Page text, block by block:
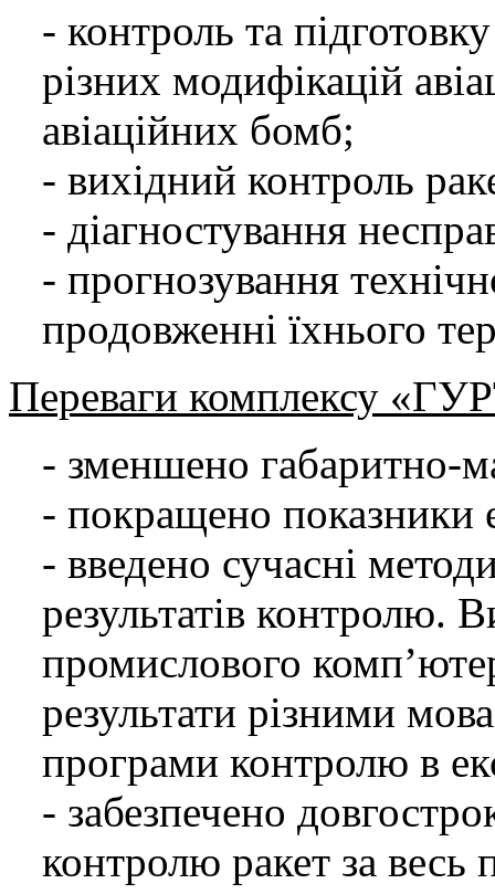
- контроль та
різних модифікацій
авіаційних бомб;
- вихідний контроль
- діагностування
- прогнозування
продовженні їхнього
Переваги комплексу
- зменшено габаритно-
- покращено показники
- введено сучасні
результатів контролю.
промислового
результати різними
програми контролю в
- забезпечено
контролю ракет за весь